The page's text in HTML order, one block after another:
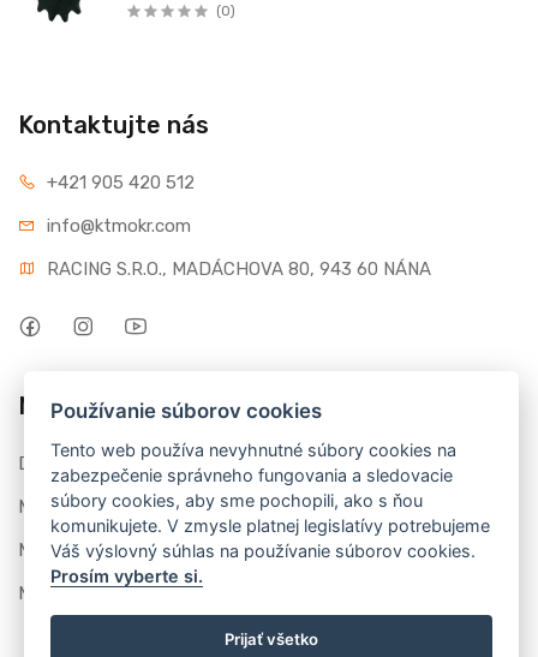
(0)
Kontaktujte nás
+421 905 420 512
info@ktmokr.com
RACING S.R.O., MADÁCHOVA 80, 943 60 NÁNA
Môj účet
Dashboard
Moje objednávky
Moje recenzie
Môj profil
Používanie súborov cookies
Tento web používa nevyhnutné súbory cookies na
zabezpečenie správneho fungovania a sledovacie
súbory cookies, aby sme pochopili, ako s ňou
komunikujete. V zmysle platnej legislatívy potrebujeme
Váš výslovný súhlas na používanie súborov cookies.
Prosím vyberte si.
Prijať všetko